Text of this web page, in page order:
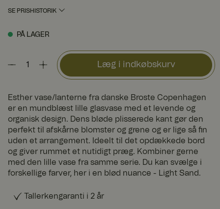
SE PRISHISTORIK
PÅ LAGER
Læg i indkøbskurv
Esther vase/lanterne fra danske Broste Copenhagen
er en mundblæst lille glasvase med et levende og
organisk design. Dens bløde plisserede kant gør den
perfekt til afskårne blomster og grene og er lige så fin
uden et arrangement. Ideelt til det opdækkede bord
og giver rummet et nutidigt præg. Kombiner gerne
med den lille vase fra samme serie. Du kan svælge i
forskellige farver, her i en blød nuance - Light Sand.
Tallerkengaranti i 2 år